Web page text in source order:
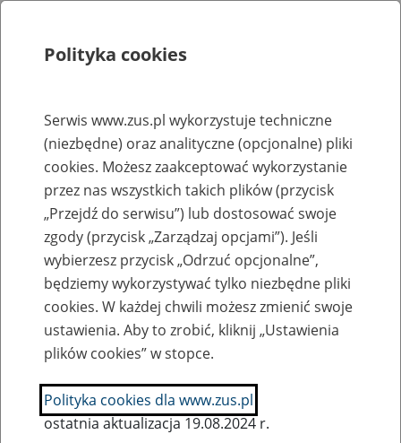
Rejestry, ewidencje i archiwa
Baza zlikwidowanych lub
przekształconych zakładów pracy
Nazwa zakładu pracy:
SZUKAJ
Polityka cookies
Serwis www.zus.pl wykorzystuje techniczne
(niezbędne) oraz analityczne (opcjonalne) pliki
cookies. Możesz zaakceptować wykorzystanie
przez nas wszystkich takich plików (przycisk
„Przejdź do serwisu”) lub dostosować swoje
zgody (przycisk „Zarządzaj opcjami”). Jeśli
wybierzesz przycisk „Odrzuć opcjonalne”,
będziemy wykorzystywać tylko niezbędne pliki
cookies. W każdej chwili możesz zmienić swoje
ustawienia. Aby to zrobić, kliknij „Ustawienia
plików cookies” w stopce.
Polityka cookies dla www.zus.pl
ostatnia aktualizacja 19.08.2024 r.